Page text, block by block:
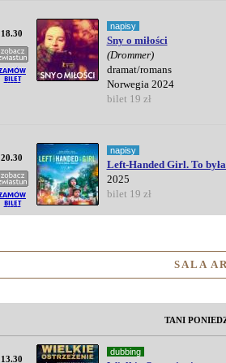
18.30
napisy
Sny o miłości
(Drommer)
dramat/romans
Norwegia 2024
bilet 19 zł
20.30
napisy
Left-Handed Girl. To
2025
bilet 19 zł
SALA
TANI
13.30
dubbing